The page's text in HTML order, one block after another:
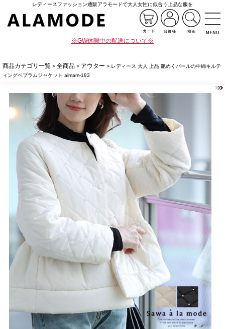
レディースファッション通販アラモードで大人女性に似合う上品な服を
※GW休暇中の配送について※
商品カテゴリ一覧 > 全商品 > アウター > レディース 大人 上品 艶めくパールの中綿キルテ
ィングペプラムジャケット almam-183